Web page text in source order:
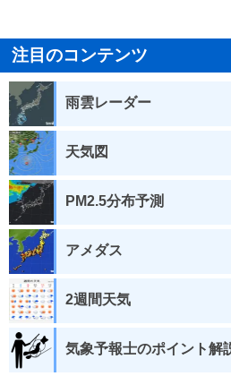
注目のコンテンツ
雨雲レーダー
天気図
PM2.5分布予測
アメダス
2週間天気
気象予報士のポイント解